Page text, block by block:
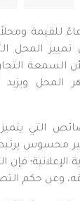
للقيمة
المحل
السمعة
المحل ويزيد
التي يتميز
محسوس
فإن
وعن حكم